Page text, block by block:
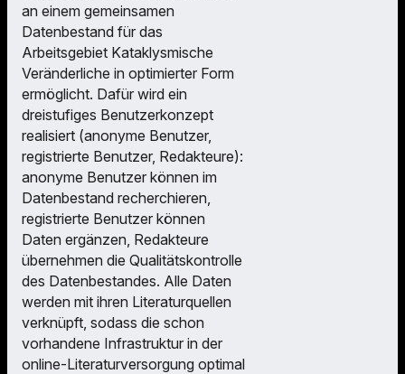
an einem gemeinsamen
Datenbestand für das
Arbeitsgebiet Kataklysmische
Veränderliche in optimierter Form
ermöglicht. Dafür wird ein
dreistufiges Benutzerkonzept
realisiert (anonyme Benutzer,
registrierte Benutzer, Redakteure):
anonyme Benutzer können im
Datenbestand recherchieren,
registrierte Benutzer können
Daten ergänzen, Redakteure
übernehmen die Qualitätskontrolle
des Datenbestandes. Alle Daten
werden mit ihren Literaturquellen
verknüpft, sodass die schon
vorhandene Infrastruktur in der
online-Literaturversorgung optimal